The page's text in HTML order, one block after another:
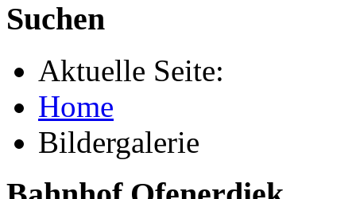
Suchen
Aktuelle Seite:
Home
Bildergalerie